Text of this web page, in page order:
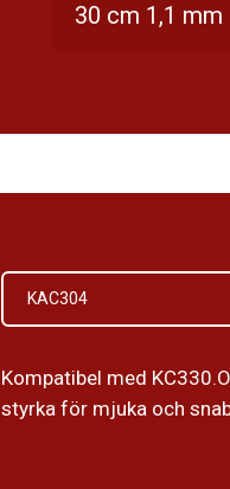
30 cm 1,1
KAC304
Kompatibel med
styrka för mjuka och